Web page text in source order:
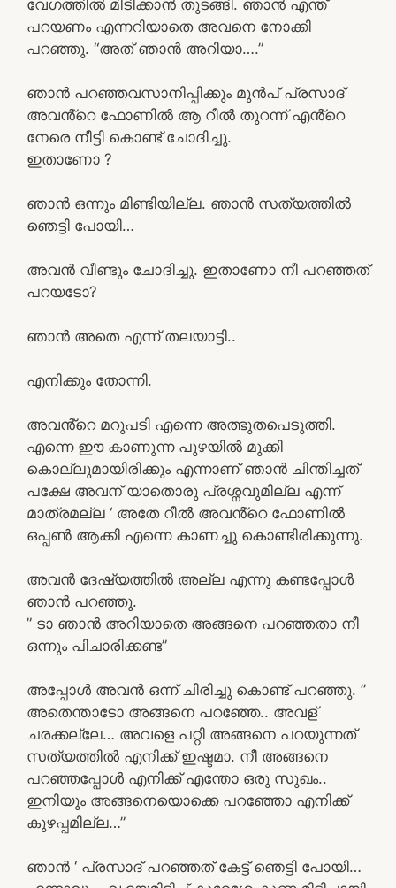
വേഗത്തിൽ മിടിക്കാൻ തുടങ്ങി. ഞാൻ എന്ത്
പറയണം എന്നറിയാതെ അവനെ നോക്കി
പറഞ്ഞു. “അത് ഞാൻ അറിയാ….”
ഞാൻ പറഞ്ഞവസാനിപ്പിക്കും മുൻപ് പ്രസാദ്
അവൻ്റെ ഫോണിൽ ആ റീൽ തുറന്ന് എൻ്റെ
നേരെ നീട്ടി കൊണ്ട് ചോദിച്ചു.
ഇതാണോ ?
ഞാൻ ഒന്നും മിണ്ടിയില്ല. ഞാൻ സത്യത്തിൽ
ഞെട്ടി പോയി…
അവൻ വീണ്ടും ചോദിച്ചു. ഇതാണോ നീ പറഞ്ഞത്
പറയടോ?
ഞാൻ അതെ എന്ന് തലയാട്ടി..
എനിക്കും തോന്നി.
അവൻ്റെ മറുപടി എന്നെ അത്ഭുതപെടുത്തി.
എന്നെ ഈ കാണുന്ന പുഴയിൽ മുക്കി
കൊല്ലുമായിരിക്കും എന്നാണ് ഞാൻ ചിന്തിച്ചത്
പക്ഷേ അവന് യാതൊരു പ്രശ്നവുമില്ല എന്ന്
മാത്രമല്ല ‘ അതേ റീൽ അവൻ്റെ ഫോണിൽ
ഒപ്പൺ ആക്കി എന്നെ കാണച്ചു കൊണ്ടിരിക്കുന്നു.
അവൻ ദേഷ്യത്തിൽ അല്ല എന്നു കണ്ടപ്പോൾ
ഞാൻ പറഞ്ഞു.
” ടാ ഞാൻ അറിയാതെ അങ്ങനെ പറഞ്ഞതാ നീ
ഒന്നും പിചാരിക്കണ്ട”
അപ്പോൾ അവൻ ഒന്ന് ചിരിച്ചു കൊണ്ട് പറഞ്ഞു. ”
അതെന്താടോ അങ്ങനെ പറഞ്ഞേ.. അവള്
ചരക്കല്ലേ… അവളെ പറ്റി അങ്ങനെ പറയുന്നത്
സത്യത്തിൽ എനിക്ക് ഇഷ്ടമാ. നീ അങ്ങനെ
പറഞ്ഞപ്പോൾ എനിക്ക് എന്തോ ഒരു സുഖം..
ഇനിയും അങ്ങനെയൊക്കെ പറഞ്ഞോ എനിക്ക്
കുഴപ്പമില്ല…”
ഞാൻ ‘ പ്രസാദ് പറഞ്ഞത് കേട്ട് ഞെട്ടി പോയി…